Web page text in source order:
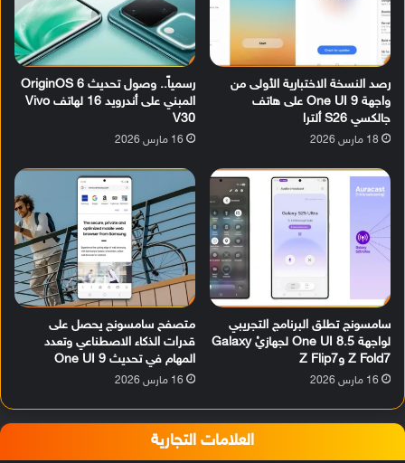
رصد النسخة الاختبارية الأولى من
واجهة One UI 9 على هاتف
جالكسي S26 ألترا
18 مارس 2026
رسمياً.. وصول تحديث OriginOS 6
المبني على أندرويد 16 لهاتف Vivo
V30
16 مارس 2026
سامسونج تطلق البرنامج التجريبي
لواجهة One UI 8.5 لجهازيْ Galaxy
Z Fold7 وZ Flip7
16 مارس 2026
متصفح سامسونج يحصل على
قدرات الذكاء الاصطناعي وتعدد
المهام في تحديث One UI 9
16 مارس 2026
العلامات التجارية